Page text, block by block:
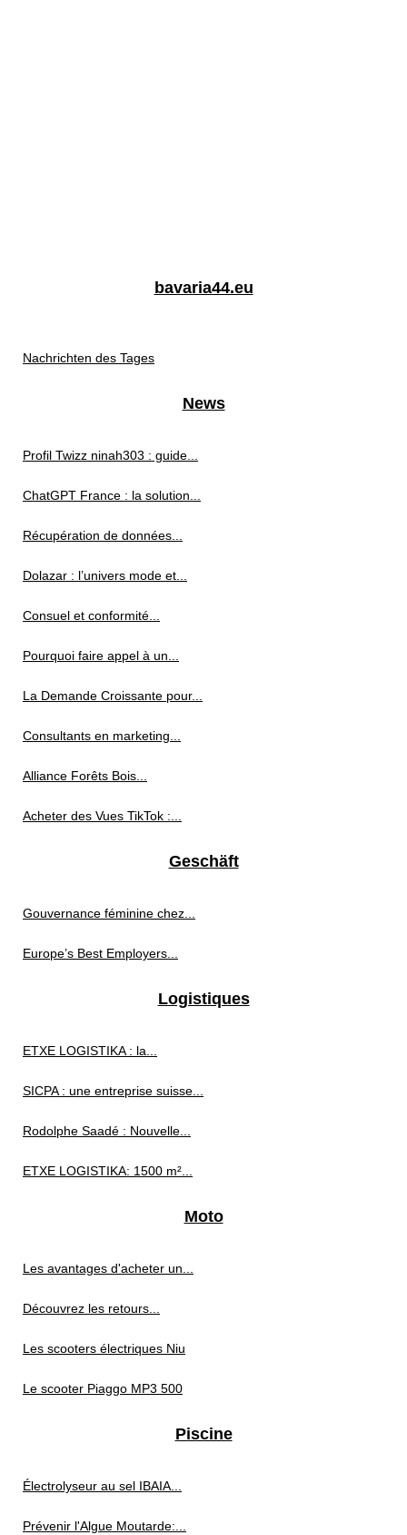
bavaria44.eu
Nachrichten des Tages
News
Profil Twizz ninah303 : guide...
ChatGPT France : la solution...
Récupération de données...
Dolazar : l’univers mode et...
Consuel et conformité...
Pourquoi faire appel à un...
La Demande Croissante pour...
Consultants en marketing...
Alliance Forêts Bois...
Acheter des Vues TikTok :...
Geschäft
Gouvernance féminine chez...
Europe’s Best Employers...
Logistiques
ETXE LOGISTIKA : la...
SICPA : une entreprise suisse...
Rodolphe Saadé : Nouvelle...
ETXE LOGISTIKA: 1500 m²...
Moto
Les avantages d'acheter un...
Découvrez les retours...
Les scooters électriques Niu
Le scooter Piaggo MP3 500
Piscine
Électrolyseur au sel IBAIA...
Prévenir l'Algue Moutarde:...